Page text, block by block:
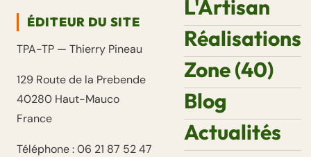
L'Artisan
Réalisations
Zone (40)
Blog
Actualités
ÉDITEUR DU SITE
TPA-TP — Thierry Pineau
129 Route de la Prebende
40280 Haut-Mauco
France
Téléphone : 06 21 87 52 47